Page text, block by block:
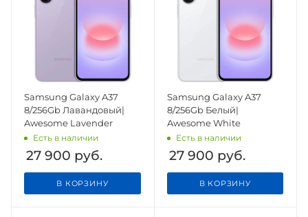
Samsung Galaxy A37
8/256Gb Лавандовый|
Awesome Lavender
Есть в наличии
27 900 руб.
В КОРЗИНУ
Samsung Galaxy A37
8/256Gb Белый|
Awesome White
Есть в наличии
27 900 руб.
В КОРЗИНУ